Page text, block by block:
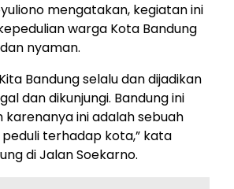
mengatakan, kegiatan ini
warga Kota Bandung
nyaman.
Bandung selalu dan dijadikan
dan dikunjungi. Bandung ini
ini adalah sebuah
terhadap kota,” kata
di Jalan Soekarno.